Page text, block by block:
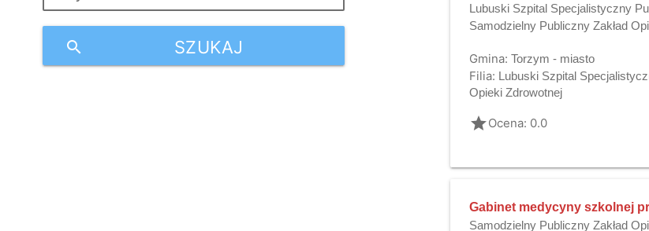
SZUKAJ
search
Lubuski Szpital Specjalistyczny
Samodzielny Publiczny Zakład
Gmina: Torzym - miasto
Filia: Lubuski Szpital
Opieki Zdrowotnej
gradeOcena: 0.0
Gabinet medycyny szkolnej
Samodzielny Publiczny Zakład